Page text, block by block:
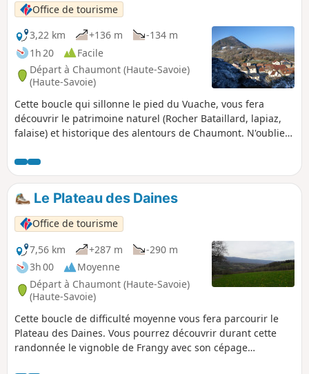
Office de tourisme
3,22 km
+136 m
-134 m
1h 20
Facile
Départ à Chaumont (Haute-Savoie)
(Haute-Savoie)
Cette boucle qui sillonne le pied du Vuache, vous fera
découvrir le patrimoine naturel (Rocher Bataillard, lapiaz,
falaise) et historique des alentours de Chaumont. N'oubliez
Chaumont et profitez de la vue panoramique.
Le Plateau des Daines
Office de tourisme
7,56 km
+287 m
-290 m
3h 00
Moyenne
Départ à Chaumont (Haute-Savoie)
(Haute-Savoie)
Cette boucle de difficulté moyenne vous fera parcourir le
Plateau des Daines. Vous pourrez découvrir durant cette
randonnée le vignoble de Frangy avec son cépage